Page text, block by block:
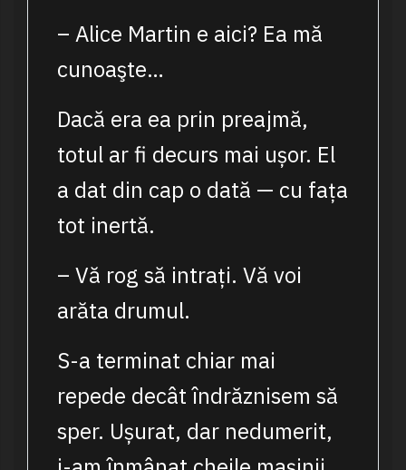
– Alice Martin e aici? Ea mă
cunoaşte…
Dacă era ea prin preajmă,
totul ar fi decurs mai ușor. El
a dat din cap o dată — cu fața
tot inertă.
– Vă rog să intrați. Vă voi
arăta drumul.
S-a terminat chiar mai
repede decât îndrăznisem să
sper. Ușurat, dar nedumerit,